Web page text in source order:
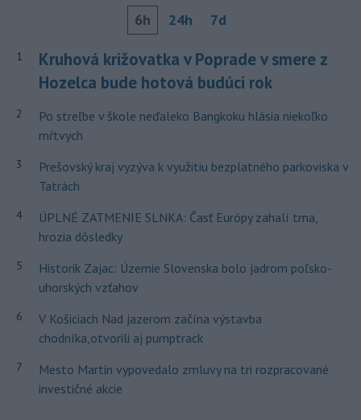
6h 24h 7d
1
Kruhová križovatka v Poprade v smere z
Hozelca bude hotová budúci rok
2
Po streľbe v škole neďaleko Bangkoku hlásia niekoľko
mŕtvych
3
Prešovský kraj vyzýva k využitiu bezplatného parkoviska v
Tatrách
4
ÚPLNÉ ZATMENIE SLNKA: Časť Európy zahalí tma,
hrozia dôsledky
5
Historik Zajac: Územie Slovenska bolo jadrom poľsko-
uhorských vzťahov
6
V Košiciach Nad jazerom začína výstavba
chodníka,otvorili aj pumptrack
7
Mesto Martin vypovedalo zmluvy na tri rozpracované
investičné akcie